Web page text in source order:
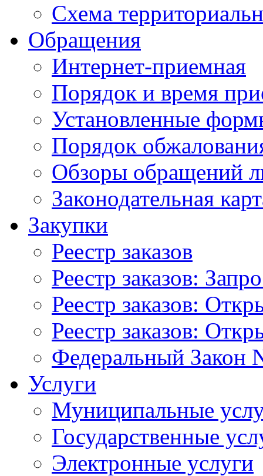
Схема
Обращения
Интернет-приемная
Порядок и время
Установленные
Порядок
Обзоры обращений
Законодательная
Закупки
Реестр заказов
Реестр заказов:
Реестр заказов:
Реестр заказов:
Федеральный Закон
Услуги
Муниципальные
Государственные
Электронные услуги